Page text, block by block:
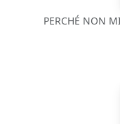
PERCHÉ NON